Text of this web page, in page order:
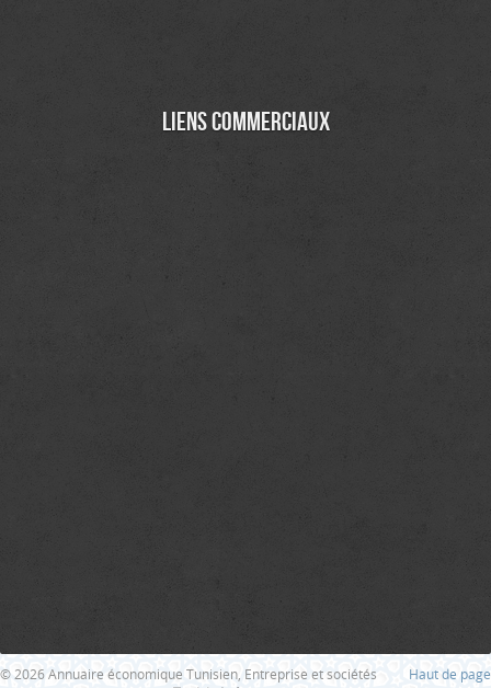
Liens commerciaux
Haut de page
© 2026 Annuaire économique Tunisien, Entreprise et sociétés